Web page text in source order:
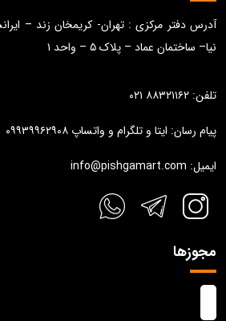
آدرس دفتر مرکزی : تهران- کریمخان زند –
نیا– ساختمان عماد – پلاک ۵ – واحد ۱
تلفن: ۸۸۳۲۱۱۶۲ ۰۲۱
پیام رسان: ایتا و تلگرام و واتساپ ۰۹۹۳۹۹۶۲۹۰۸
ایمیل: info@pishgamart.com
مجوزها